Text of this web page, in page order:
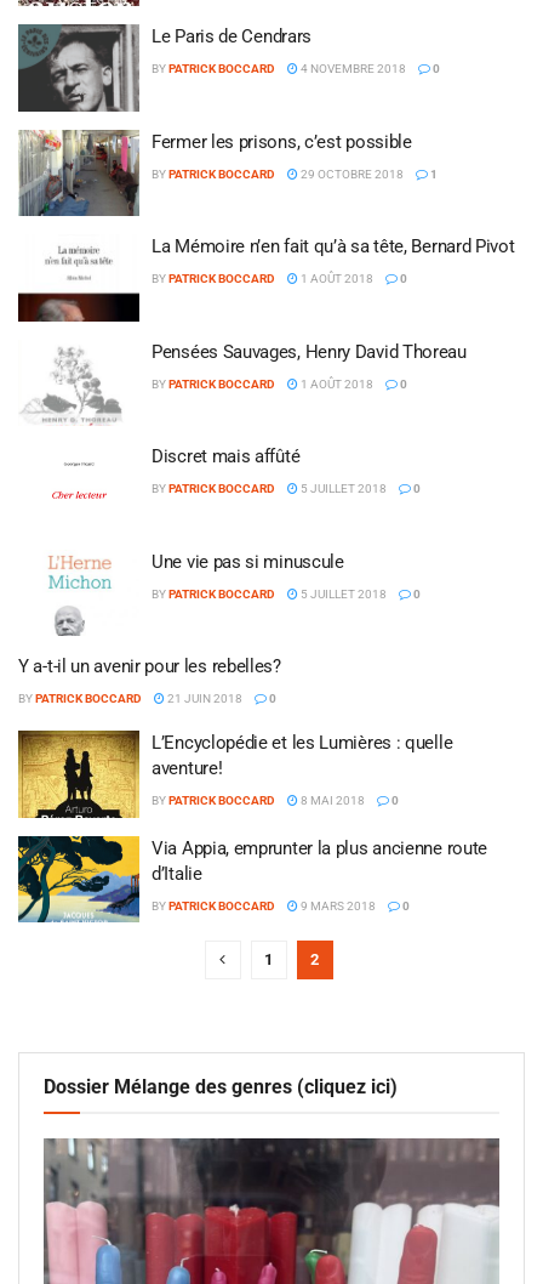
Le Paris de Cendrars
BYPATRICK BOCCARD 4 NOVEMBRE 2018 0
Fermer les prisons, c’est possible
BYPATRICK BOCCARD 29 OCTOBRE 2018 1
La Mémoire n’en fait qu’à sa tête, Bernard Pivot
BYPATRICK BOCCARD 1 AOÛT 2018 0
Pensées Sauvages, Henry David Thoreau
BYPATRICK BOCCARD 1 AOÛT 2018 0
Discret mais affûté
BYPATRICK BOCCARD 5 JUILLET 2018 0
Une vie pas si minuscule
BYPATRICK BOCCARD 5 JUILLET 2018 0
Y a-t-il un avenir pour les rebelles?
BYPATRICK BOCCARD 21 JUIN 2018 0
L’Encyclopédie et les Lumières : quelle
aventure!
BYPATRICK BOCCARD 8 MAI 2018 0
Via Appia, emprunter la plus ancienne route
d’Italie
BYPATRICK BOCCARD 9 MARS 2018 0
1 2
Dossier Mélange des genres (cliquez ici)